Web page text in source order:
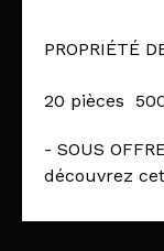
PROPRIÉTÉ
20 pièces
- SOUS
découvrez